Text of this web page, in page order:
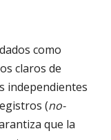
como
claros de
independientes
(no-
que la